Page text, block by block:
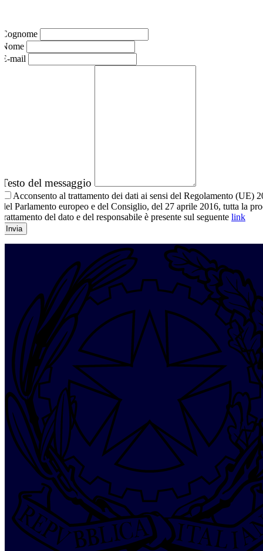
Cognome
Nome
E-mail
Testo del messaggio
Acconsento al trattamento dei dati ai sensi del Regolamento (UE)
del Parlamento europeo e del Consiglio, del 27 aprile 2016, tutta la
trattamento del dato e del responsabile è presente sul seguente link
Invia